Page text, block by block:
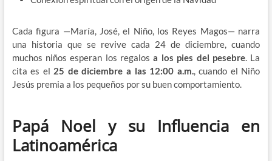
Cada figura —María, José, el Niño, los Reyes Magos— narra
una historia que se revive cada 24 de diciembre, cuando
muchos niños esperan los regalosa los pies del pesebre. La
cita es el 25 de diciembre a las 12:00 a.m., cuando el Niño
Jesús premia a los pequeños por su buen comportamiento.
Papá Noel y su Influencia en
Latinoamérica